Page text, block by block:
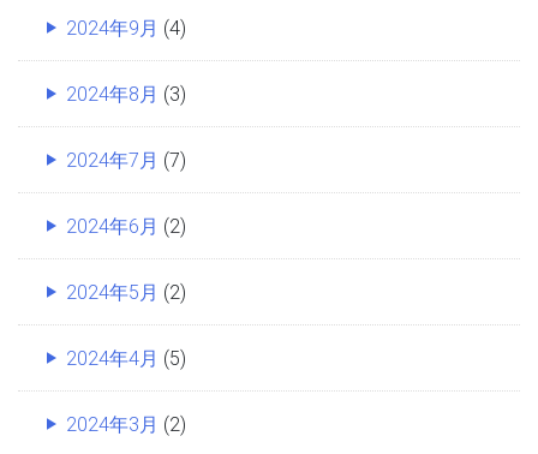
2024年9月 (4)
2024年8月 (3)
2024年7月 (7)
2024年6月 (2)
2024年5月 (2)
2024年4月 (5)
2024年3月 (2)